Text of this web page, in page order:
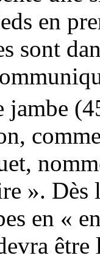
en
sont
jambe
». Dès
en «
être